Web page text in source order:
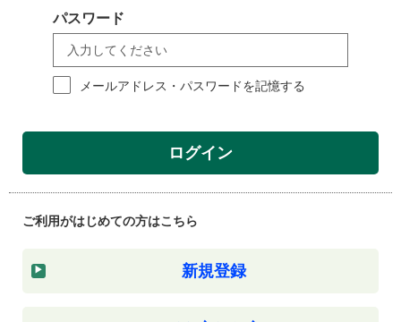
パスワード
メールアドレス・パスワードを記憶する
ログイン
ご利用がはじめての方はこちら
新規登録